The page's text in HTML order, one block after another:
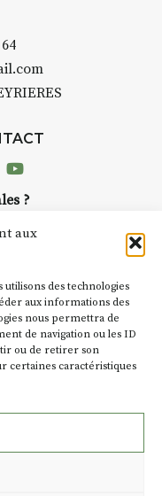
aux
des technologies
aux informations des
nous permettra de
de navigation ou les ID
ou de retirer son
certaines caractéristiques
galerie à
Le Fumoir n’est
permanente.
organise
. Des artistes et
d’Auzon. Le
de ces espaces
culturelles de
Caractère. Par
Cochon
comme en
d’Auzon 2026
le nom :Fumoir?
employé dans
du lieu.
Youtube
?
Strada